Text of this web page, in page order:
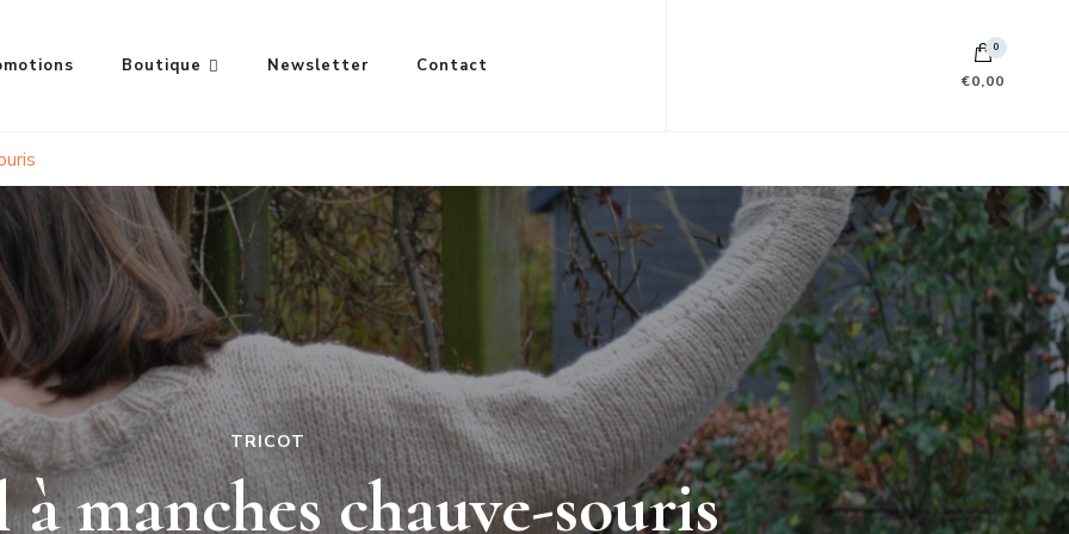
Boutique Newsletter Contact
0
€0,00
TRICOT
manches chauve-souris